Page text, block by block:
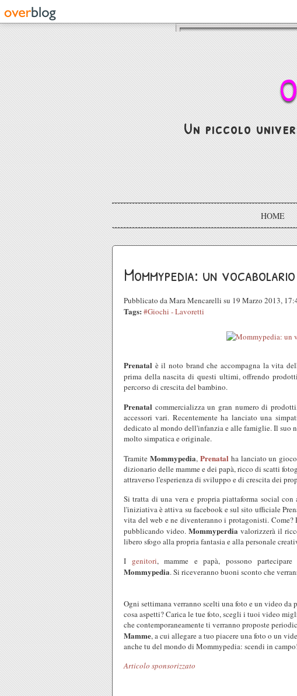
Un piccolo
HOME
Mommypedia: un
Pubblicato da Mara Mencarelli su 19 Marzo 2013,
Tags: #Giochi - Lavoretti
Prenatal è il noto brand che accompagna la vita
prima della nascita di questi ultimi, offrendo
percorso di crescita del bambino.
Prenatal commercializza un gran numero di
accessori vari. Recentemente ha lanciato una
dedicato al mondo dell'infanzia e alle famiglie. Il suo
molto simpatica e originale.
Tramite Mommypedia, Prenatal ha lanciato un
dizionario delle mamme e dei papà, ricco di scatti
attraverso l'esperienza di sviluppo e di crescita dei
Si tratta di una vera e propria piattaforma social
l'iniziativa è attiva su facebook e sul sito ufficiale
vita del web e ne diventeranno i protagonisti. Come?
pubblicando video.Mommyperdiavalorizzerà il
libero sfogo alla propria fantasia e alla personale
I genitori, mamme e papà, possono
Mommypedia. Si riceveranno buoni sconto che
Ogni settimana verranno scelti una foto e un video da
cosa aspetti? Carica le tue foto, scegli i tuoi video
che contemporaneamente ti verranno proposte
Mamme, a cui allegare a tuo piacere una foto o un
anche tu del mondo di Mommypedia: scendi in campo!
Articolo sponsorizzato